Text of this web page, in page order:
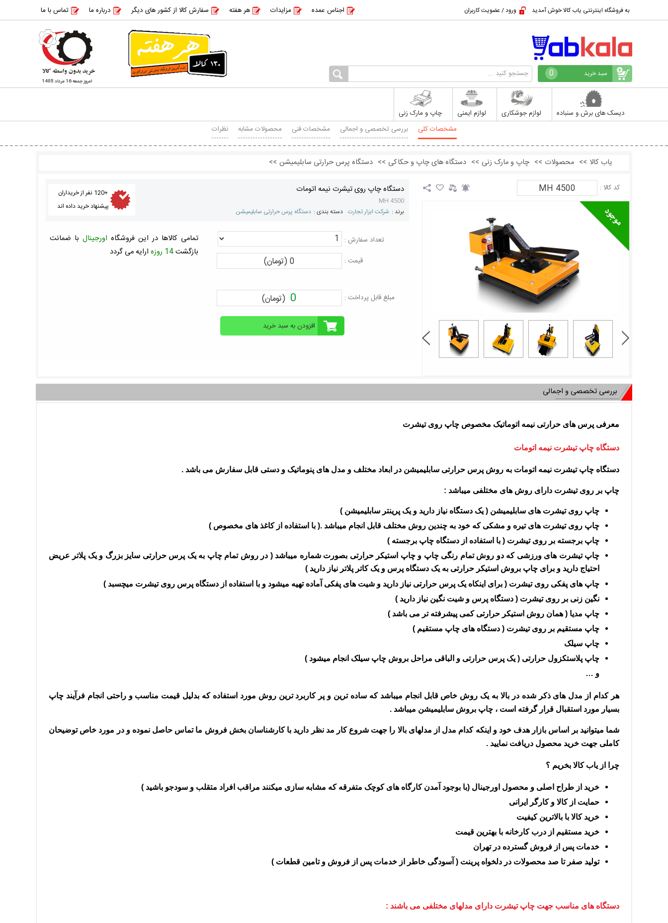
به فروشگاه اینترنتی یاب کالا خوش آمدید ورود / عضویت کاربران اجناس عمده مزایدات هر هفته سفارش کالا از کشور های دیگر درباره ما تماس با ما
سبد خرید 0
امروز جمعه 16 مرداد 1405
دیسک های برش و سنباده لوازم جوشکاری لوازم ایمنی
چاپ و مارک زنی
مشخصات کلی
بررسی تخصصی و اجمالی مشخصات فنی محصولات مشابه نظرات
یاب کالا >> محصولات >> چاپ و مارک زنی >> دستگاه های چاپ و حکاکی >> دستگاه پرس حرارتی سابلیمیشن >>
کد کالا : MH 4500 دستگاه چاپ روی تیشرت نیمه اتومات
MH 4500
برند : شرکت ابزار تجارت دسته بندی : دستگاه پرس حرارتی سابلیمیشن
+120 نفر از خریداران
پیشنهاد خرید داده اند
تعداد سفارش :
قیمت :
0 (تومان)
مبلغ قابل پرداخت : 0 (تومان)
تمامی کالاها در این فروشگاه اورجینال با ضمانت
بازگشت14 روزه ارايه می گردد
بررسی تخصصی و اجمالی
معرفی پرس های حرارتی نیمه اتوماتیک مخصوص چاپ روی تیشرت
دستگاه چاپ تیشرت نیمه اتومات
دستگاه چاپ تیشرت نیمه اتومات به روش پرس حرارتی سابلیمیشن در ابعاد مختلف و مدل های پنوماتیک و دستی قابل سفارش می باشد .
چاپ بر روی تیشرت دارای روش های مختلفی میباشد :
چاپ روی تیشرت های سابلیمیشن ( یک دستگاه نیاز دارید و یک پرینتر سابلیمیشن )
چاپ روی تیشرت های تیره و مشکی که خود به چندین روش مختلف قابل انجام میباشد .( با استفاده از کاغذ های مخصوص )
چاپ برجسته بر روی تیشرت ( با استفاده از دستگاه چاپ برجسته )
چاپ تیشرت های ورزشی که دو روش تمام رنگی چاپ و چاپ استیکر حرارتی بصورت شماره میباشد ( در روش تمام چاپ به یک پرس حرارتی سایز بزرگ و یک پلاتر عریض
احتیاج دارید و برای چاپ بروش استیکر حرارتی به یک دستگاه پرس و یک کاتر پلاتر نیاز دارید )
چاپ های پفکی روی تیشرت ( برای اینکاه یک پرس حرارتی نیاز دارید و شیت های پفکی آماده تهیه میشود و با استفاده از دستگاه پرس روی تیشرت میچسبد )
نگین زنی بر روی تیشرت ( دستگاه پرس و شیت نگین نیاز دارید )
چاپ مدیا ( همان روش استیکر حرارتی کمی پیشرفته تر می باشد )
چاپ مستقیم بر روی تیشرت ( دستگاه های چاپ مستقیم )
چاپ سیلک
چاپ پلاستکزول حرارتی ( یک پرس حرارتی و الباقی مراحل بروش چاپ سیلک انجام میشود )
و …
هر کدام از مدل های ذکر شده در بالا به یک روش خاص قابل انجام میباشد که ساده ترین و پر کاربرد ترین روش مورد استفاده که بدلیل قیمت مناسب و راحتی انجام فرآیند چاپ
بسیار مورد استقبال قرار گرفته است ، چاپ بروش سابلیمیشن میباشد .
شما میتوانید بر اساس بازار هدف خود و اینکه کدام مدل از مدلهای بالا را جهت شروع کار مد نظر دارید با کارشناسان بخش فروش ما تماس حاصل نموده و در مورد خاص توضیحان
کاملی جهت خرید محصول دریافت نمایید .
چرا از یاب کالا بخریم ؟
خرید از طراح اصلی و محصول اورجینال (با بوجود آمدن کارگاه های کوچک متفرقه که مشابه سازی میکنند مراقب افراد متقلب و سودجو باشید )
حمایت از کالا و کارگر ایرانی
خرید کالا با بالاترین کیفیت
خرید مستقیم از درب کارخانه با بهترین قیمت
خدمات پس از فروش گسترده در تهران
تولید صفر تا صد محصولات در دلخواه پرینت ( آسودگی خاطر از خدمات پس از فروش و تامین قطعات )
دستگاه های مناسب جهت چاپ تیشرت دارای مدلهای مختلفی می باشند :